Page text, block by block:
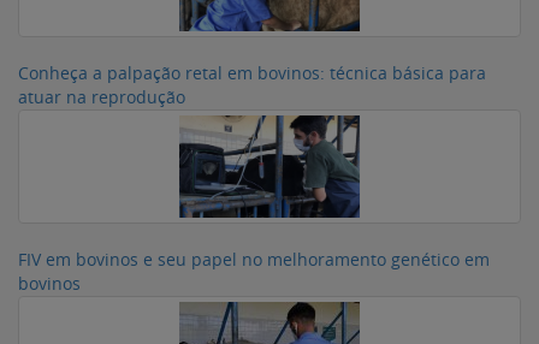
Conheça a palpação retal em bovinos: técnica básica para
atuar na reprodução
FIV em bovinos e seu papel no melhoramento genético em
bovinos